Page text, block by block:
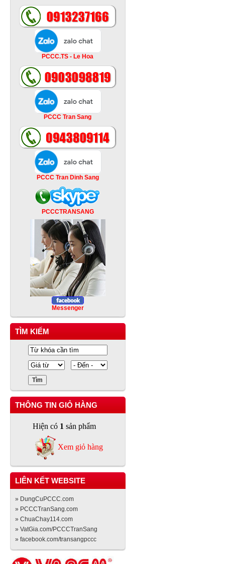
PCCC.TS - Le Hoa
PCCC Tran Sang
PCCC Tran Dinh Sang
PCCCTRANSANG
Messenger
TÌM KIẾM
THÔNG TIN GIỎ HÀNG
Hiện có 1 sản phẩm
Xem giỏ hàng
LIÊN KẾT WEBSITE
» DungCuPCCC.com
» PCCCTranSang.com
» ChuaChay114.com
» VatGia.com/PCCCTranSang
» facebook.com/transangpccc